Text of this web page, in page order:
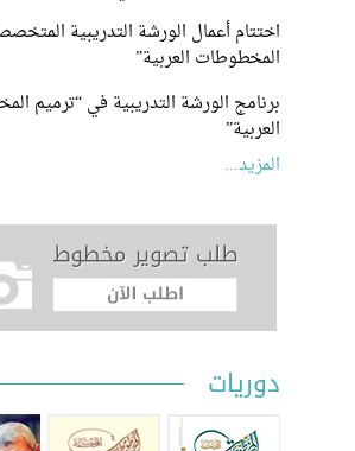
اختتام أعمال الورشة التدريبية
المخطوطات العربية”
برنامج الورشة التدريبية في “ترميم
العربية”
المزيد...
دوريات